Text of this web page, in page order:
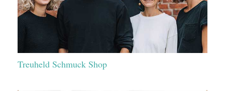
Treuheld Schmuck Shop